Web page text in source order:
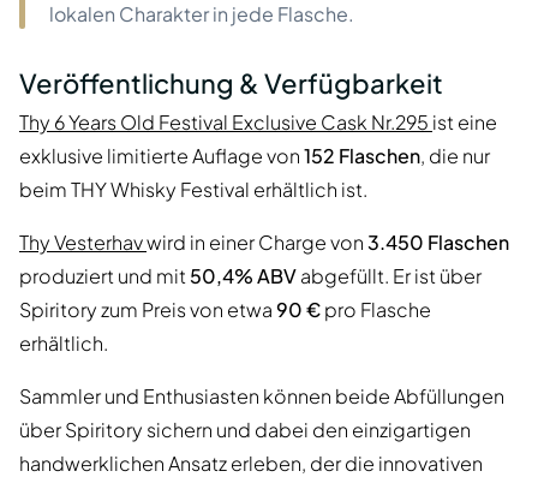
lokalen Charakter in jede Flasche.
Veröffentlichung & Verfügbarkeit
Thy 6 Years Old Festival Exclusive Cask Nr.295 ist eine
exklusive limitierte Auflage von152 Flaschen, die nur
beim THY Whisky Festival erhältlich ist.
Thy Vesterhavwird in einer Charge von3.450 Flaschen
produziert und mit50,4% ABVabgefüllt. Er ist über
Spiritory zum Preis von etwa90 €pro Flasche
erhältlich.
Sammler und Enthusiasten können beide Abfüllungen
über Spiritory sichern und dabei den einzigartigen
handwerklichen Ansatz erleben, der die innovativen